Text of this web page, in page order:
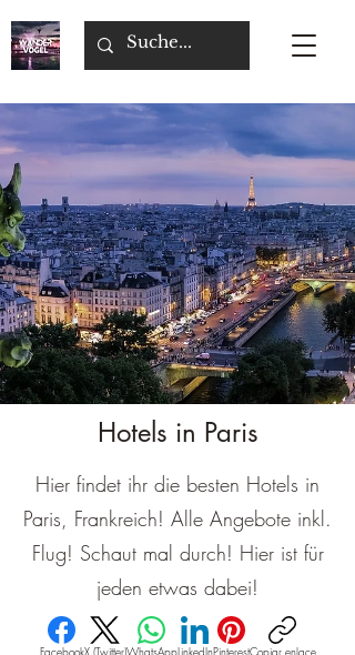
Hotels in Paris
Hier findet ihr die besten Hotels in
Paris, Frankreich! Alle Angebote inkl.
Flug! Schaut mal durch! Hier ist für
jeden etwas dabei!
FacebookX (Twitter)WhatsAppLinkedInPinterestCopiar enlace